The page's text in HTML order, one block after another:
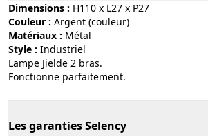
Dimensions : H110 x L27 x P27
Couleur :
argent (couleur)
Matériaux :
métal
Style : industriel
Lampe Jielde 2 bras.
Fonctionne parfaitement.
Les garanties Selency